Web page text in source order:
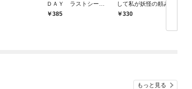
ＤＡＹ ラストシーズ
ン 新装版 １
385
して私が妖怪の頼みを
聞かなきゃいけない
330
もっと見る